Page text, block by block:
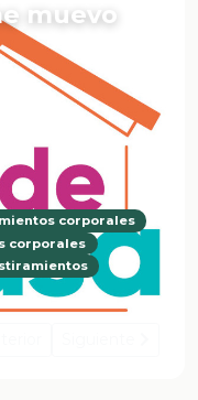
muevo
corporales
corporales